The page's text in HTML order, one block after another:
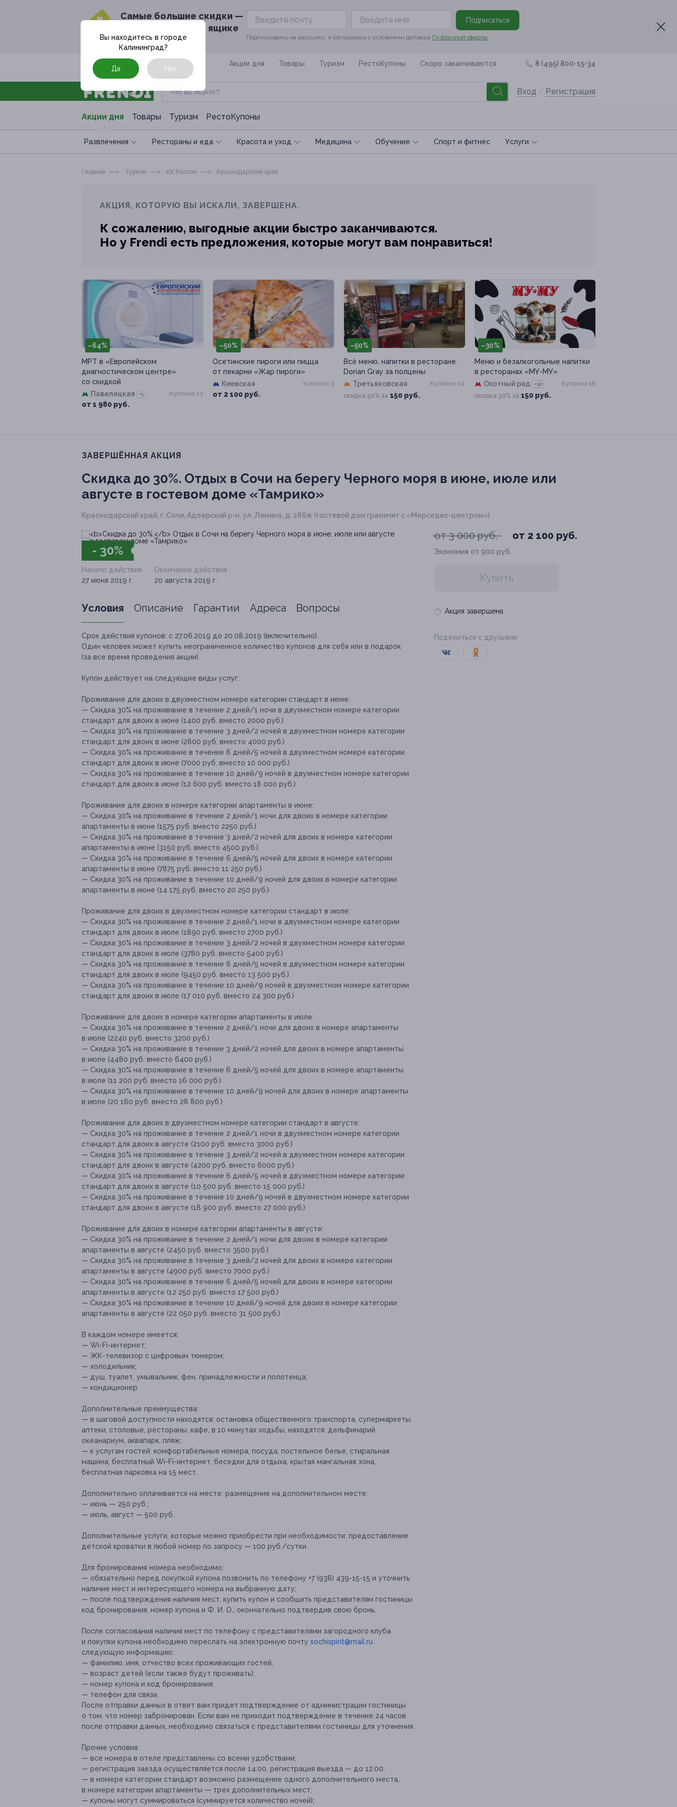
Cамые большие скидки —
в твоём почтовом ящике
Подписаться
Подписываясь на рассылку, я соглашаюсь с условиями договора Публичной оферты
Москва Акции дня Товары Туризм РестоКупоны Скоро заканчиваются 8 (495) 800-15-34
Вход / Регистрация
Акции дня Товары Туризм РестоКупоны
Развлечения Рестораны и еда Красота и уход Медицина Обучение Спoрт и фитнес Услуги
Вы находитесь в городе
Калининград?
Да Нет
Главная Туризм Юг России Краснодарский край
АКЦИЯ, КОТОРУЮ ВЫ ИСКАЛИ, ЗАВЕРШЕНА.
К сожалению, выгодные акции быстро заканчиваются.
Но у Frendi есть предложения, которые могут вам понравиться!
–64%
МРТ в «Европейском
диагностическом центре»
со скидкой
Павелецкая
+1
от 1 980 руб.
Куплено 13
–50%
Осетинские пироги или пицца
от пекарни «Жар пироги»
Киевская
от 2 100 руб.
Куплено 3
–50%
Всё меню, напитки в ресторане
Dorian Gray за полцены
Третьяковская
скидка 50% за 150 руб.
Куплено 10
–30%
Меню и безалкогольные напитки
в ресторанах «МУ-МУ»
Охотный ряд
+12
скидка 30% за 150 руб.
Куплено 16
ЗАВЕРШЁННАЯ АКЦИЯ
Скидка до 30%. Отдых в Сочи на берегу Черного моря в июне, июле или
августе в гостевом доме «Тамрико»
Краснодарский край, г. Сочи, Адлерский р-н, ул. Ленина, д. 286ж (гостевой дом граничит с «Мерседес-центром»)
- 30%
от 3 000 руб. от 2 100 руб.
Экономия от 900 руб.
Купить
Акция завершена
Поделиться с друзьями
Начало действия
27 июня 2019 г.
Окончание действия
20 августа 2019 г.
Условия Описание Гарантии Адреса Вопросы
Срок действия купонов: с 27.06.2019 до 20.08.2019 (включительно).
Один человек может купить неограниченное количество купонов для себя или в подарок
(за все время проведения акции).
Купон действует на следующие виды услуг:
Проживание для двоих в двухместном номере категории стандарт в июне:
— Скидка 30% на проживание в течение 2 дней/1 ночи в двухместном номере категории
стандарт для двоих в июне (1400 руб. вместо 2000 руб.)
— Скидка 30% на проживание в течение 3 дней/2 ночей в двухместном номере категории
стандарт для двоих в июне (2800 руб. вместо 4000 руб.)
— Скидка 30% на проживание в течение 6 дней/5 ночей в двухместном номере категории
стандарт для двоих в июне (7000 руб. вместо 10 000 руб.)
— Скидка 30% на проживание в течение 10 дней/9 ночей в двухместном номере категории
стандарт для двоих в июне (12 600 руб. вместо 18 000 руб.)
Проживание для двоих в номере категории апартаменты в июне:
— Скидка 30% на проживание в течение 2 дней/1 ночи для двоих в номере категории
апартаменты в июне (1575 руб. вместо 2250 руб.)
— Скидка 30% на проживание в течение 3 дней/2 ночей для двоих в номере категории
апартаменты в июне (3150 руб. вместо 4500 руб.)
— Скидка 30% на проживание в течение 6 дней/5 ночей для двоих в номере категории
апартаменты в июне (7875 руб. вместо 11 250 руб.)
— Скидка 30% на проживание в течение 10 дней/9 ночей для двоих в номере категории
апартаменты в июне (14 175 руб. вместо 20 250 руб.)
Проживание для двоих в двухместном номере категории стандарт в июле:
— Скидка 30% на проживание в течение 2 дней/1 ночи в двухместном номере категории
стандарт для двоих в июле (1890 руб. вместо 2700 руб.)
— Скидка 30% на проживание в течение 3 дней/2 ночей в двухместном номере категории
стандарт для двоих в июле (3780 руб. вместо 5400 руб.)
— Скидка 30% на проживание в течение 6 дней/5 ночей в двухместном номере категории
стандарт для двоих в июле (9450 руб. вместо 13 500 руб.)
— Скидка 30% на проживание в течение 10 дней/9 ночей в двухместном номере категории
стандарт для двоих в июле (17 010 руб. вместо 24 300 руб.)
Проживание для двоих в номере категории апартаменты в июле:
— Скидка 30% на проживание в течение 2 дней/1 ночи для двоих в номере апартаменты
в июле (2240 руб. вместо 3200 руб.)
— Скидка 30% на проживание в течение 3 дней/2 ночей для двоих в номере апартаменты
в июле (4480 руб. вместо 6400 руб.)
— Скидка 30% на проживание в течение 6 дней/5 ночей для двоих в номере апартаменты
в июле (11 200 руб. вместо 16 000 руб.)
— Скидка 30% на проживание в течение 10 дней/9 ночей для двоих в номере апартаменты
в июле (20 160 руб. вместо 28 800 руб.)
Проживание для двоих в двухместном номере категории стандарт в августе:
— Скидка 30% на проживание в течение 2 дней/1 ночи в двухместном номере категории
стандарт для двоих в августе (2100 руб. вместо 3000 руб.)
— Скидка 30% на проживание в течение 3 дней/2 ночей в двухместном номере категории
стандарт для двоих в августе (4200 руб. вместо 6000 руб.)
— Скидка 30% на проживание в течение 6 дней/5 ночей в двухместном номере категории
стандарт для двоих в августе (10 500 руб. вместо 15 000 руб.)
— Скидка 30% на проживание в течение 10 дней/9 ночей в двухместном номере категории
стандарт для двоих в августе (18 900 руб. вместо 27 000 руб.)
Проживание для двоих в номере категории апартаменты в августе:
— Скидка 30% на проживание в течение 2 дней/1 ночи для двоих в номере категории
апартаменты в августе (2450 руб. вместо 3500 руб.)
— Скидка 30% на проживание в течение 3 дней/2 ночей для двоих в номере категории
апартаменты в августе (4900 руб. вместо 7000 руб.)
— Скидка 30% на проживание в течение 6 дней/5 ночей для двоих в номере категории
апартаменты в августе (12 250 руб. вместо 17 500 руб.)
— Скидка 30% на проживание в течение 10 дней/9 ночей для двоих в номере категории
апартаменты в августе (22 050 руб. вместо 31 500 руб.)
В каждом номере имеется:
— Wi-Fi-интернет;
— ЖК-телевизор с цифровым тюнером;
— холодильник;
— душ, туалет, умывальник, фен, принадлежности и полотенца;
— кондиционер.
Дополнительные преимущества:
— в шаговой доступности находятся: остановка общественного транспорта, супермаркеты,
аптеки, столовые, рестораны, кафе, в 10 минутах ходьбы, находятся: дельфинарий,
океанариум, аквапарк, пляж;
— к услугам гостей: комфортабельные номера, посуда, постельное белье, стиральная
машина, бесплатный Wi-Fi-интернет, беседки для отдыха, крытая мангальная зона,
бесплатная парковка на 15 мест.
Дополнительно оплачивается на месте: размещение на дополнительном месте:
— июнь — 250 руб.;
— июль, август — 500 руб.
Дополнительные услуги, которые можно приобрести при необходимости: предоставление
детской кроватки в любой номер по запросу — 100 руб./сутки.
Для бронирования номера необходимо:
— обязательно перед покупкой купона позвонить по телефону +7 (938) 439-15-15 и уточнить
наличие мест и интересующего номера на выбранную дату;
— после подтверждения наличия мест, купить купон и сообщить представителям гостиницы
код бронирования, номер купона и Ф. И. О., окончательно подтвердив свою бронь.
После согласования наличия мест по телефону с представителями загородного клуба
и покупки купона необходимо переслать на электронную почту sochispirit@mail.ru
следующую информацию:
— фамилию, имя, отчество всех проживающих гостей;
— возраст детей (если также будут проживать);
— номер купона и код бронирования;
— телефон для связи.
После отправки данных в ответ вам придет подтверждение от администрации гостиницы
о том, что номер забронирован. Если вам не приходит подтверждение в течение 24 часов
после отправки данных, необходимо связаться с представителями гостиницы для уточнения.
Прочие условия:
— все номера в отеле представлены со всеми удобствами;
— регистрация заезда осуществляется после 14:00, регистрация выезда — до 12:00;
— в номере категории стандарт возможно размещение одного дополнительного места,
в номере категории апартаменты — трех дополнительных мест;
— купоны могут суммироваться (суммируется количество ночей);